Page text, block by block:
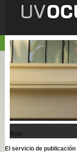
Ruta..
El servicio de